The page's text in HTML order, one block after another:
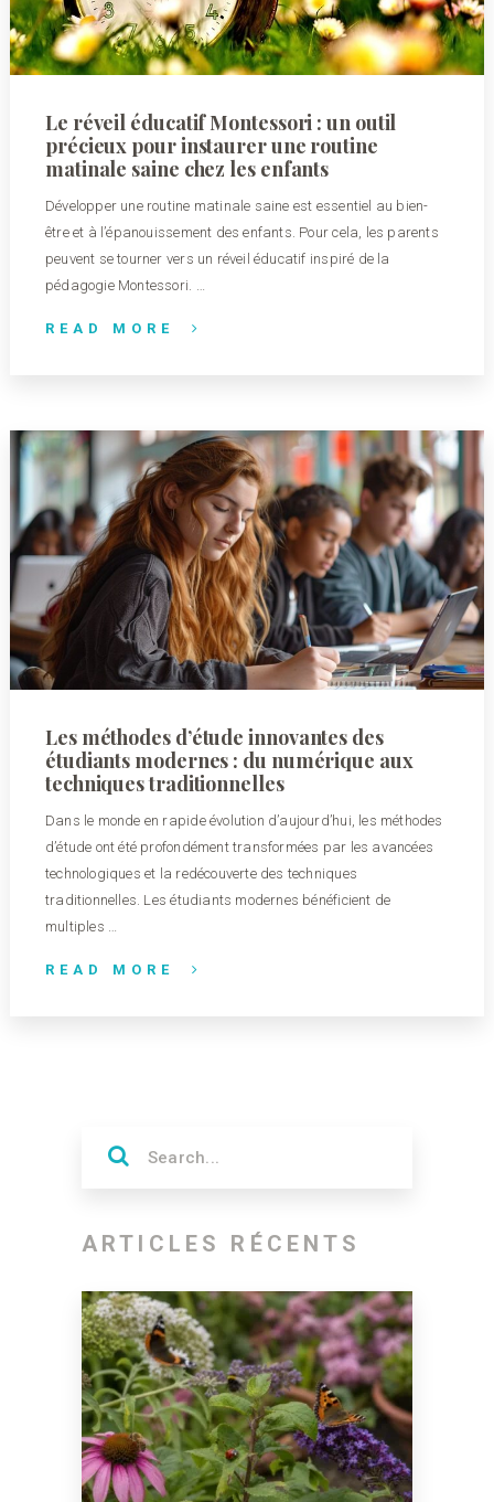
Le réveil éducatif Montessori : un outil
précieux pour instaurer une routine
matinale saine chez les enfants
Développer une routine matinale saine est essentiel au bien-
être et à l’épanouissement des enfants. Pour cela, les parents
peuvent se tourner vers un réveil éducatif inspiré de la
pédagogie Montessori. …
READ MORE
Les méthodes d’étude innovantes des
étudiants modernes : du numérique aux
techniques traditionnelles
Dans le monde en rapide évolution d’aujourd’hui, les méthodes
d’étude ont été profondément transformées par les avancées
technologiques et la redécouverte des techniques
traditionnelles. Les étudiants modernes bénéficient de
multiples …
READ MORE
ARTICLES RÉCENTS